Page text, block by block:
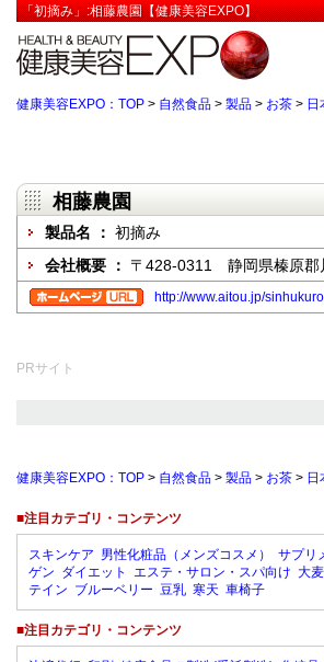
「初摘み」:相藤農園【健康美容EXPO】
健康美容EXPO：TOP > 自然食品 > 製品 > お茶 > 日
相藤農園
製品名 ： 初摘み
会社概要 ： 〒428-0311 静岡県榛原郡
http://www.aitou.jp/
PRサイト
健康美容EXPO：TOP > 自然食品 > 製品 > お茶 > 日
■注目カテゴリ・コンテンツ
スキンケア 男性化粧品（メンズコスメ） サプリ
ゲン ダイエット エステ・サロン・スパ向け 大
テイン ブルーベリー 豆乳 寒天 車椅子
■注目カテゴリ・コンテンツ